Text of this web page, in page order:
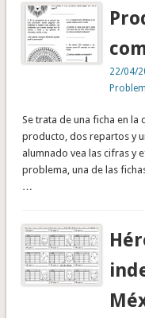
22/04/
Se trata de una ficha en la
producto, dos repartos y
alumnado vea las cifras y
problema, una de las
…